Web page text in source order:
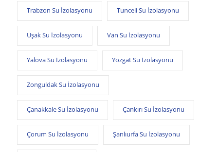
Trabzon Su İzolasyonu Tunceli Su İzolasyonu
Uşak Su İzolasyonu Van Su İzolasyonu
Yalova Su İzolasyonu Yozgat Su İzolasyonu
Zonguldak Su İzolasyonu
Çanakkale Su İzolasyonu Çankırı Su İzolasyonu
Çorum Su İzolasyonu Şanlıurfa Su İzolasyonu